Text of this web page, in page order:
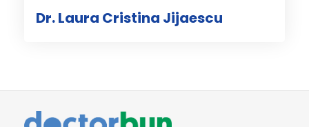
Dr. Laura Cristina Jijaescu